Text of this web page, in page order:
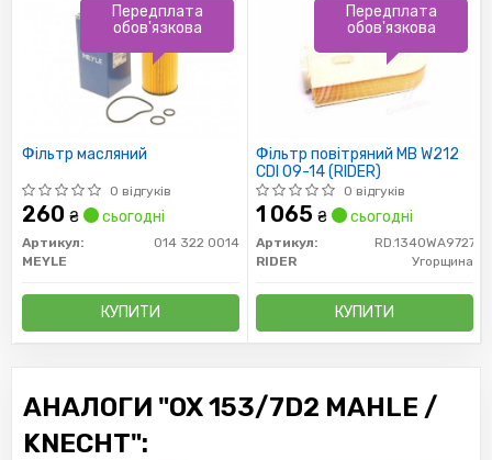
Фільтр масляний
0 відгуків
260 ₴ сьогодні
Артикул:
014 322 0014
MEYLE
КУПИТИ
Передплата
обов'язкова
Фільтр повітряний MB W212
CDI 09-14 (RIDER)
0 відгуків
1 065 ₴ сьогодні
Артикул:
RD.1340WA9727
RIDER
Угорщина
КУПИТИ
Передплата
обов'язкова
АНАЛОГИ "OX 153/7D2 MAHLE /
KNECHT":